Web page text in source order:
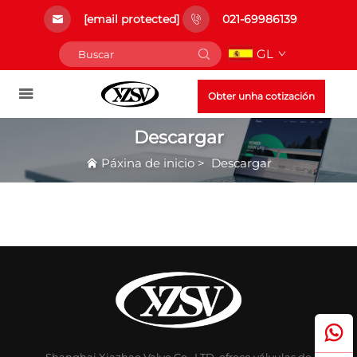
[email protected] 021-69986139
GL
Obter unha cotización
Descargar
Páxina de inicio> Descargar